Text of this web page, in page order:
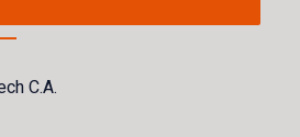
C.A.